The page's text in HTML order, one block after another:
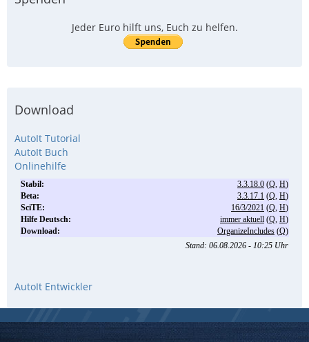
Jeder Euro hilft uns, Euch zu helfen.
Download
AutoIt Tutorial
AutoIt Buch
Onlinehilfe
AutoIt Entwickler